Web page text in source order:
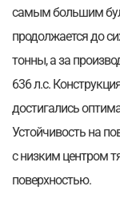
самым большим
продолжается до
тонны, а за
636 л.с.
достигались
Устойчивость на
с низким центром
поверхностью.